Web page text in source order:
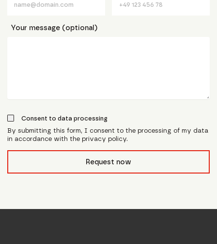
Your message (optional)
Consent to data processing
By submitting this form, I consent to the processing of my data
in accordance with the privacy policy.
Request now